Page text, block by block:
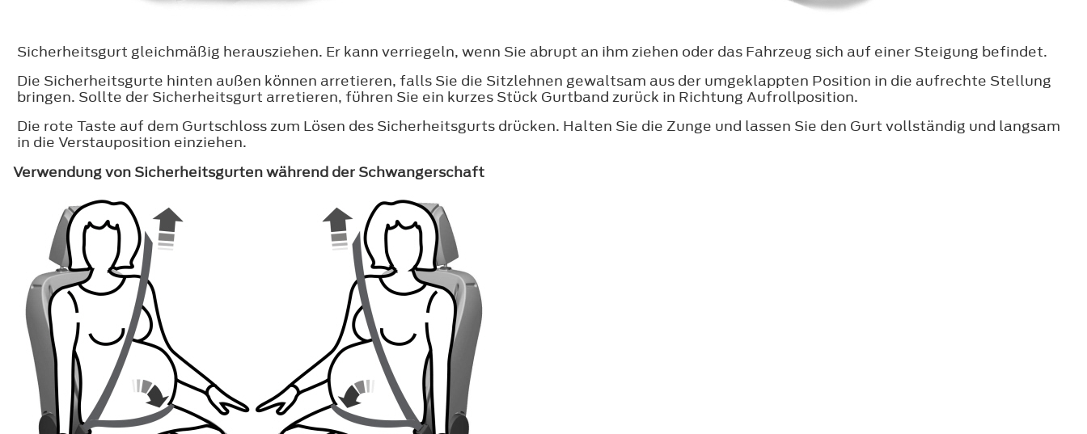
Sicherheitsgurt gleichmäßig herausziehen. Er kann verriegeln, wenn Sie abrupt an ihm ziehen oder das Fahrzeug sich auf einer Steigung befindet.
Die Sicherheitsgurte hinten außen können arretieren, falls Sie die Sitzlehnen gewaltsam aus der umgeklappten Position in die aufrechte Stellung
bringen. Sollte der Sicherheitsgurt arretieren, führen Sie ein kurzes Stück Gurtband zurück in Richtung Aufrollposition.
Die rote Taste auf dem Gurtschloss zum Lösen des Sicherheitsgurts drücken. Halten Sie die Zunge und lassen Sie den Gurt vollständig und langsam
in die Verstauposition einziehen.
Verwendung von Sicherheitsgurten während der Schwangerschaft